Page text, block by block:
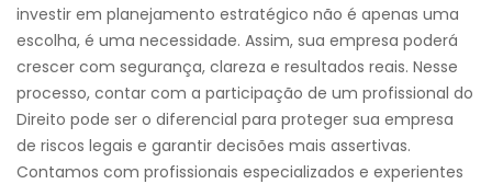
investir em planejamento estratégico não é apenas uma
escolha, é uma necessidade. Assim, sua empresa poderá
crescer com segurança, clareza e resultados reais. Nesse
processo, contar com a participação de um profissional do
Direito pode ser o diferencial para proteger sua empresa
de riscos legais e garantir decisões mais assertivas.
Contamos com profissionais especializados e experientes